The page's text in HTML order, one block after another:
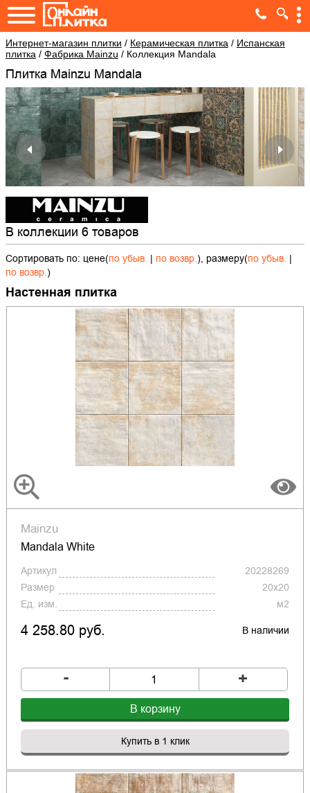
Интернет-магазин плитки / Керамическая плитка / Испанская
плитка / Фабрика Mainzu / Коллекция Mandala
Плитка Mainzu Mandala
В коллекции 6 товаров
Сортировать по: цене(по убыв. | по возвр.), размеру(по убыв. |
по возвр.)
Настенная плитка
Mainzu
Mandala White
Артикул
20228269
Размер
20x20
Ед. изм.
м2
4 258.80 руб. В наличии
- +
В корзину
Купить в 1 клик